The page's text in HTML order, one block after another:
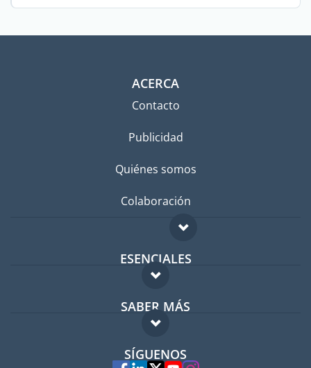
ACERCA
Contacto
Publicidad
Quiénes somos
Colaboración
ESENCIALES
Foro para expatriados
Guía para expatriados
Trabajos en el extranjero
SABER MÁS
FAQ
Expertos
SÍGUENOS